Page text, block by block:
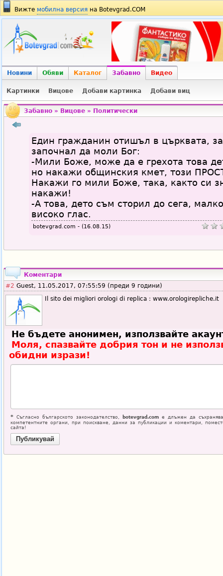
Вижте мобилна версия на Botevgrad.COM
Новини Обяви Каталог Забавно Видео
Картинки Вицове Добави картинка Добави виц
Забавно» Вицове» Политически
Един гражданин отишъл в църквата,
започнал да моли Бог:
-Мили Боже, може да е грехота това
но накажи общинския кмет, този
Накажи го мили Боже, така, както си
накажи!
-А това, дето съм сторил до сега,
високо глас.
botevgrad.com - (16.08.15)
Коментари
#2 Guest, 11.05.2017, 07:55:59 (преди 9 години)
Il sito dei migliori orologi di replica：www.orologirepliche.it
Не бъдете анонимен, използвайте
Моля, спазвайте добрия тон и не
обидни изрази!
*Съгласно българското законодателство, botevgrad.comе длъжен да
компетентните органи, при поискване, данни за публикации и коментари,
сайта!